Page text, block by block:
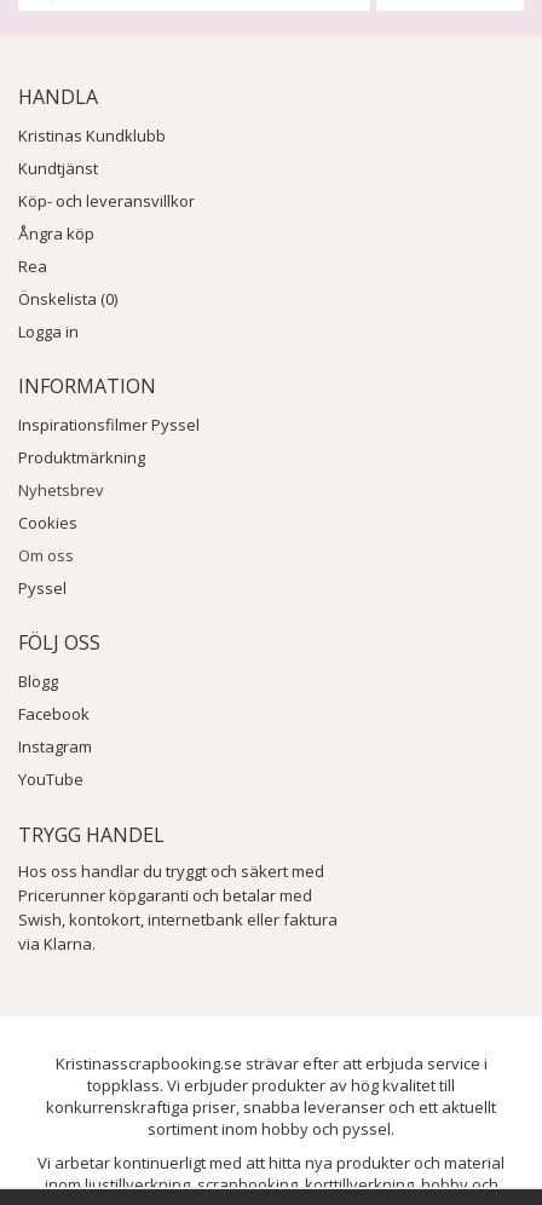
HANDLA
Kristinas Kundklubb
Kundtjänst
Köp- och leveransvillkor
Ångra köp
Rea
Önskelista (0)
Logga in
INFORMATION
Inspirationsfilmer Pyssel
Produktmärkning
Nyhetsbrev
Cookies
Om oss
Pyssel
FÖLJ OSS
Blogg
Facebook
Instagram
YouTube
TRYGG HANDEL
Hos oss handlar du tryggt och säkert med
Pricerunner köpgaranti och betalar med
Swish, kontokort, internetbank eller faktura
via Klarna.
Kristinasscrapbooking.se strävar efter att erbjuda service i
toppklass. Vi erbjuder produkter av hög kvalitet till
konkurrenskraftiga priser, snabba leveranser och ett aktuellt
sortiment inom hobby och pyssel.
Vi arbetar kontinuerligt med att hitta nya produkter och material
inom ljustillverkning, scrapbooking, korttillverkning, hobby och